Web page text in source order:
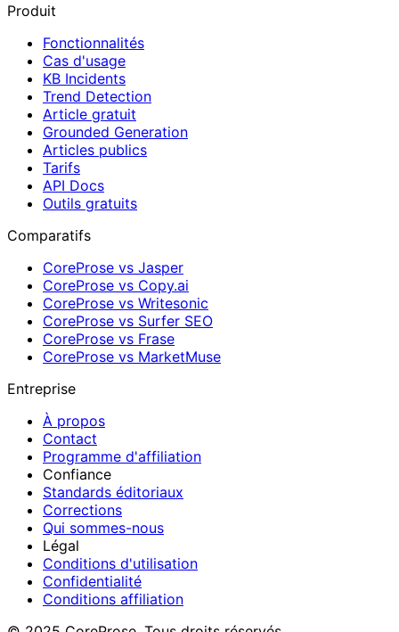
Produit
Fonctionnalités
Cas d'usage
KB Incidents
Trend Detection
Article gratuit
Grounded Generation
Articles publics
Tarifs
API Docs
Outils gratuits
Comparatifs
CoreProse vs Jasper
CoreProse vs Copy.ai
CoreProse vs Writesonic
CoreProse vs Surfer SEO
CoreProse vs Frase
CoreProse vs MarketMuse
Entreprise
À propos
Contact
Programme d'affiliation
Confiance
Standards éditoriaux
Corrections
Qui sommes-nous
Légal
Conditions d'utilisation
Confidentialité
Conditions affiliation